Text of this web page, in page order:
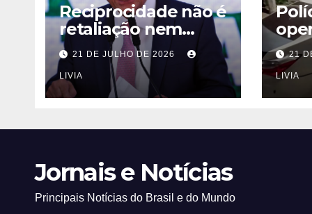
Reciprocidade não é
retaliação nem
“olho por olho”, diz
Alckmin
21 DE JULHO DE 2026
LIVIA
21
LIVIA
Jornais e Notícias
Principais Notícias do Brasil e do Mundo